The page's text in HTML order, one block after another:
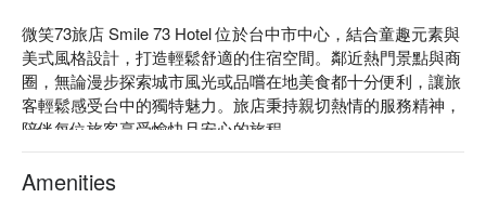
微笑73旅店 Smile 73 Hotel 位於台中市中心，結合童趣元素與
美式風格設計，打造輕鬆舒適的住宿空間。鄰近熱門景點與商
圈，無論漫步探索城市風光或品嚐在地美食都十分便利，讓旅
客輕鬆感受台中的獨特魅力。旅店秉持親切熱情的服務精神，
陪伴每位旅客享受愉快且安心的旅程。
微笑73旅店評價：Google 4.5 星好評推薦
微笑73旅店推薦：近一中街商圈、中華路夜市、第二市場、宮
Amenities